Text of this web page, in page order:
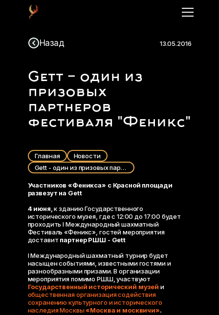
Назад 13.05.2016
Gett - один из
призовых
партнеров
фестиваля "Феникс"
Главная
Новости
Gett - один из призовых партнеров фестиваля "Феникс"
Участников «Феникса» с Красной площади
развезут на Gett
4 июня,к зданию Государственного
исторического музея, где с 12:00 до 17:00 будет
проходить I Международный шахматный
Фестиваль «Феникс», гостей мероприятия
доставит партнер РШШ - Gett
I Международный шахматный турнир будет
насыщен событиями, известными гостями и
разнообразными призами. В организации
мероприятия помимо РШШ, участвуют
Государственный исторический музей и
общественная организация содействия
сохранению культурного и исторического
наследия Москвы«Москва и москвичи».